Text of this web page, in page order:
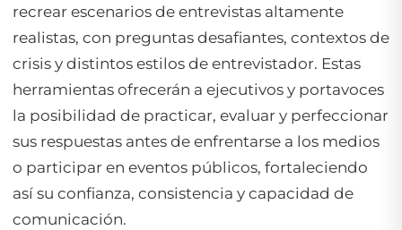
recrear escenarios de entrevistas altamente
realistas, con preguntas desafiantes, contextos de
crisis y distintos estilos de entrevistador. Estas
herramientas ofrecerán a ejecutivos y portavoces
la posibilidad de practicar, evaluar y perfeccionar
sus respuestas antes de enfrentarse a los medios
o participar en eventos públicos, fortaleciendo
así su confianza, consistencia y capacidad de
comunicación.